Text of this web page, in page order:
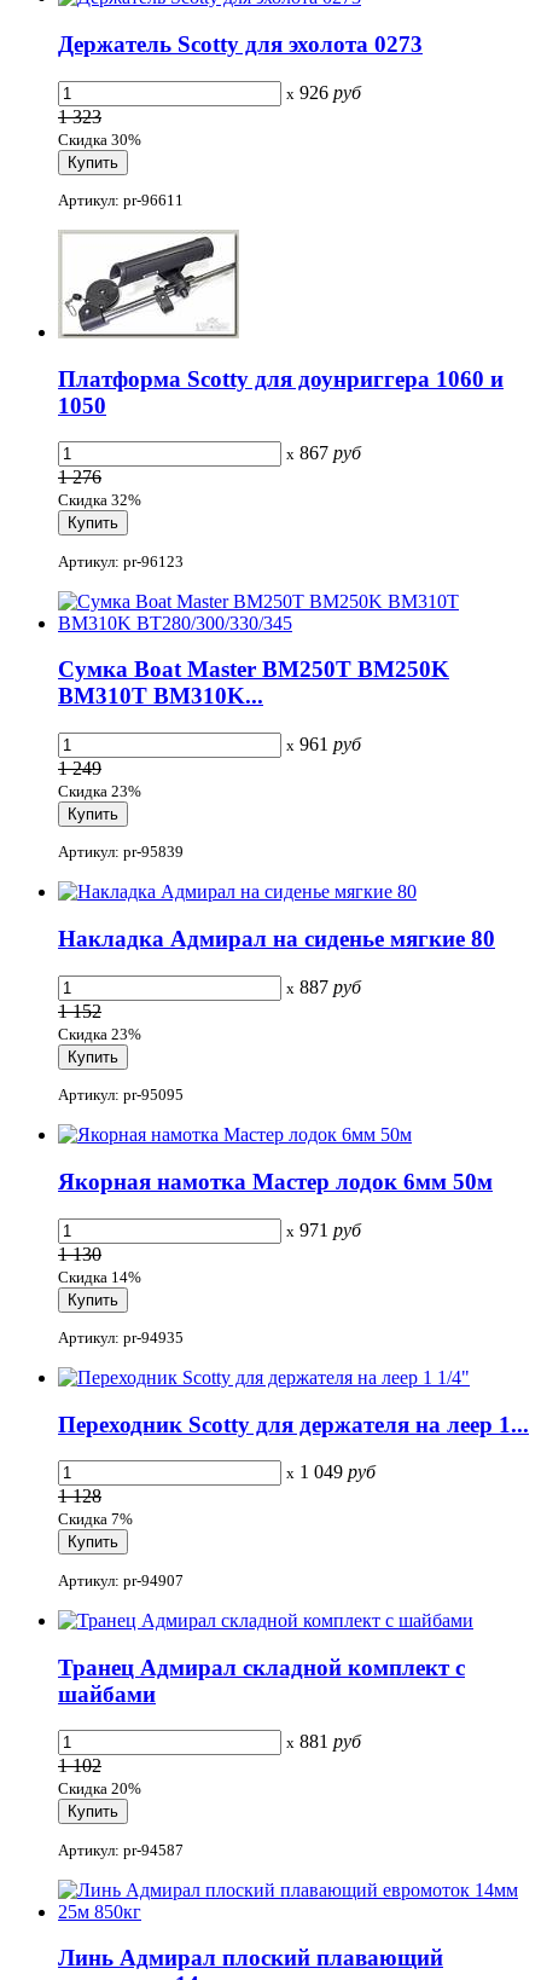
Держатель Scotty для эхолота 0273
x 926 руб
1 323
Скидка 30%
Артикул: pr-96611
Платформа Scotty для доунриггера 1060 и
1050
x 867 руб
1 276
Скидка 32%
Артикул: pr-96123
Сумка Boat Master BM250T BM250K
BM310T BM310K...
x 961 руб
1 249
Скидка 23%
Артикул: pr-95839
Накладка Адмирал на сиденье мягкие 80
x 887 руб
1 152
Скидка 23%
Артикул: pr-95095
Якорная намотка Мастер лодок 6мм 50м
x 971 руб
1 130
Скидка 14%
Артикул: pr-94935
Переходник Scotty для держателя на леер 1...
x 1 049 руб
1 128
Скидка 7%
Артикул: pr-94907
Транец Адмирал складной комплект с
шайбами
x 881 руб
1 102
Скидка 20%
Артикул: pr-94587
Линь Адмирал плоский плавающий